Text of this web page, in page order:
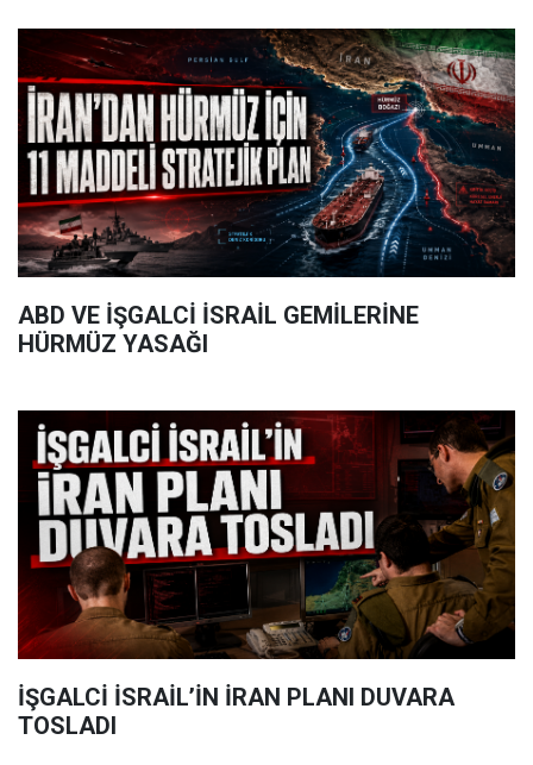
ABD VE İŞGALCİ İSRAİL GEMİLERİNE
HÜRMÜZ YASAĞI
İŞGALCİ İSRAİL’İN İRAN PLANI DUVARA
TOSLADI